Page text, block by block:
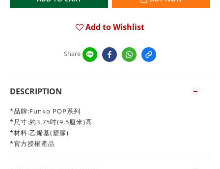
Add to Wishlist
Share
DESCRIPTION
*品牌:Funko POP系列
*尺寸:約3.75吋(9.5厘米)高
*材料:乙烯基(塑膠)
*官方授權產品